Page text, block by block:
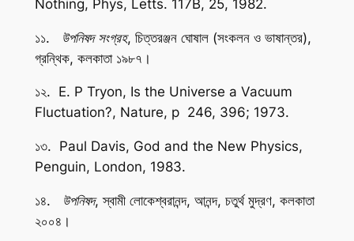
Nothing, Phys, Letts. 117B, 25, 1982.
১১. উপনিষদ সংগ্রহ, চিত্তরঞ্জন ঘোষাল (সংকলন ও ভাষান্তর),
গ্রন্থিক, কলকাতা ১৯৮৭।
১২. E. P Tryon, Is the Universe a Vacuum
Fluctuation?, Nature, p 246, 396; 1973.
১৩. Paul Davis, God and the New Physics,
Penguin, London, 1983.
১৪. উপনিষদ, স্বামী লোকেশ্বরানন্দ, আনন্দ, চতুর্থ মুদ্রণ, কলকাতা
২০০৪।